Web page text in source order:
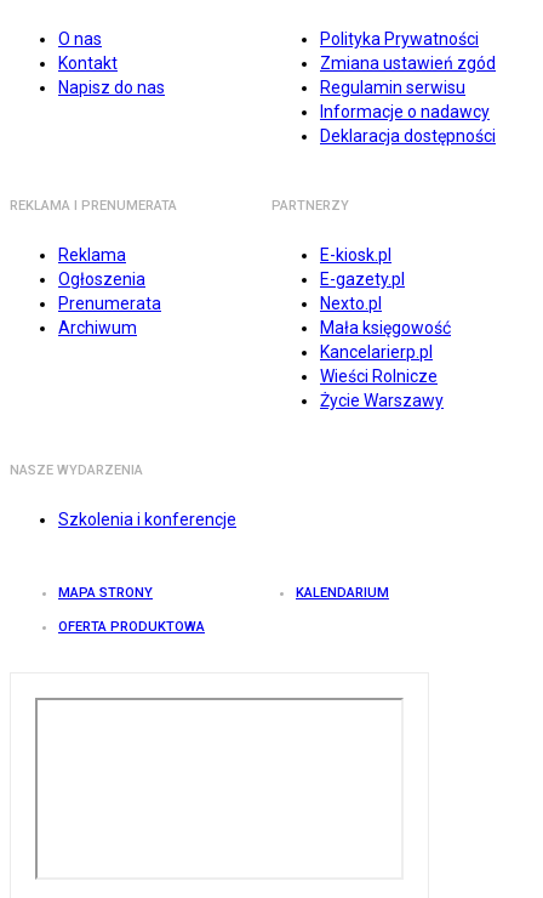
O nas
Kontakt
Napisz do nas
Polityka Prywatności
Zmiana ustawień zgód
Regulamin serwisu
Informacje o nadawcy
Deklaracja dostępności
REKLAMA I PRENUMERATA
Reklama
Ogłoszenia
Prenumerata
Archiwum
PARTNERZY
E-kiosk.pl
E-gazety.pl
Nexto.pl
Mała księgowość
Kancelarierp.pl
Wieści Rolnicze
Życie Warszawy
NASZE WYDARZENIA
Szkolenia i konferencje
MAPA STRONY KALENDARIUM
OFERTA PRODUKTOWA